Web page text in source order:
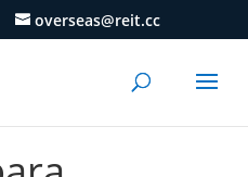
overseas@reit.cc